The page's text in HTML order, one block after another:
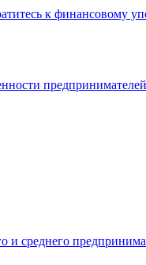
к финансовому
и среднего